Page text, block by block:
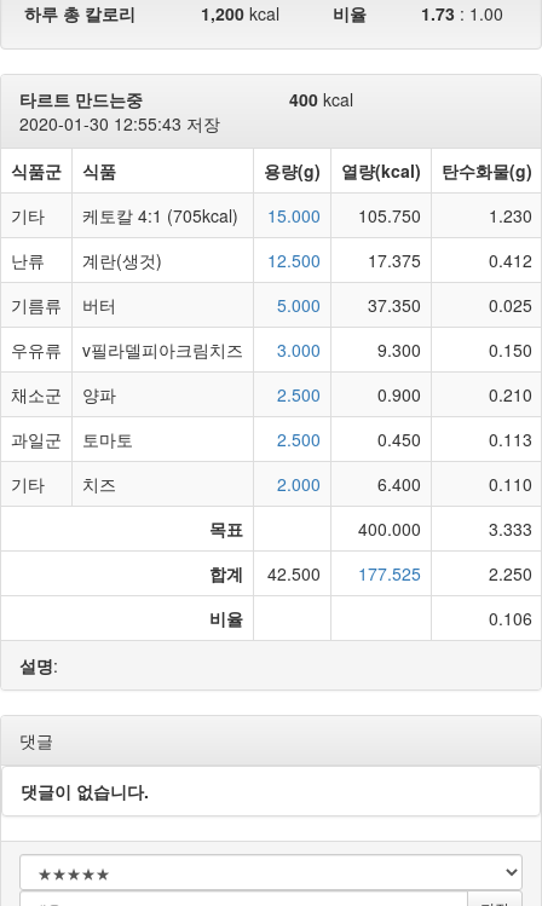
하루 총 칼로리 1,200kcal 비율 1.73 : 1.00
타르트 만드는중 400 kcal
2020-01-30 12:55:43 저장
식품군
식품 용량(g) 열량(kcal)
탄수화물(g)
기타
케토칼 4:1 (705kcal) 15.000 105.750
1.230
난류
계란(생것) 12.500 17.375
0.412
기름류
버터 5.000 37.350
0.025
우유류
v필라델피아크림치즈 3.000 9.300
0.150
채소군
양파 2.500 0.900
0.210
과일군
토마토 2.500 0.450
0.113
기타
치즈 2.000 6.400
0.110
목표
400.000
3.333
합계
42.500 177.525
2.250
비율
0.106
설명:
댓글
댓글이 없습니다.